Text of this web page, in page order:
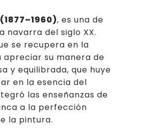
, es una de
navarra del siglo XX.
se recupera en la
su manera de
y equilibrada, que huye
en la esencia del
las enseñanzas de
a la perfección
la pintura.